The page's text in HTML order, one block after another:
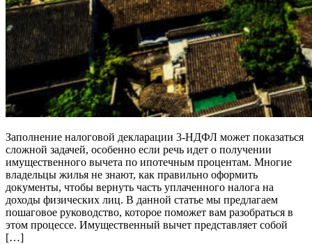
Заполнение налоговой декларации 3-НДФЛ может показаться
сложной задачей, особенно если речь идет о получении
имущественного вычета по ипотечным процентам. Многие
владельцы жилья не знают, как правильно оформить
документы, чтобы вернуть часть уплаченного налога на
доходы физических лиц. В данной статье мы предлагаем
пошаговое руководство, которое поможет вам разобраться в
этом процессе. Имущественный вычет представляет собой
[…]